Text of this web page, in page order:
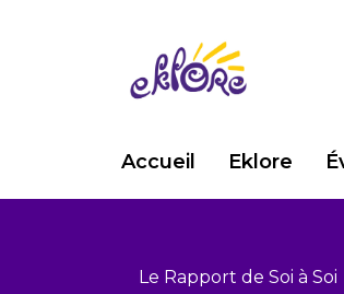
Accueil Eklore
Le Rapport de Soi à Soi